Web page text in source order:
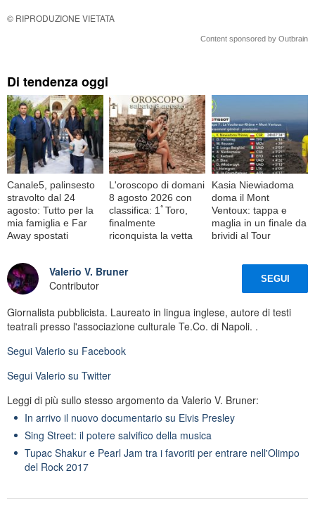
© RIPRODUZIONE VIETATA
Content sponsored by Outbrain
Di tendenza oggi
Canale5, palinsesto
stravolto dal 24
agosto: Tutto per la
mia famiglia e Far
Away spostati
L'oroscopo di domani
8 agosto 2026 con
classifica: 1ﾟToro,
finalmente
riconquista la vetta
Kasia Niewiadoma
doma il Mont
Ventoux: tappa e
maglia in un finale da
brividi al Tour
Valerio V. Bruner
Contributor
SEGUI
Giornalista pubblicista. Laureato in lingua inglese, autore di testi
teatrali presso l'associazione culturale Te.Co. di Napoli. .
Segui Valerio su Facebook
Segui Valerio su Twitter
Leggi di più sullo stesso argomento da Valerio V. Bruner:
In arrivo il nuovo documentario su Elvis Presley
Sing Street: il potere salvifico della musica
Tupac Shakur e Pearl Jam tra i favoriti per entrare nell'Olimpo
del Rock 2017